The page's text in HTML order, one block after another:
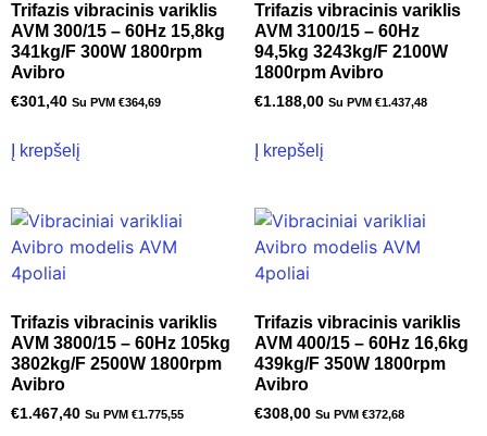
Trifazis vibracinis variklis
AVM 300/15 – 60Hz 15,8kg
341kg/F 300W 1800rpm
Avibro
€301,40 Su PVM €364,69
Į krepšelį
Trifazis vibracinis variklis
AVM 3100/15 – 60Hz
94,5kg 3243kg/F 2100W
1800rpm Avibro
€1.188,00 Su PVM €1.437,48
Į krepšelį
Trifazis vibracinis variklis
AVM 3800/15 – 60Hz 105kg
3802kg/F 2500W 1800rpm
Avibro
€1.467,40 Su PVM €1.775,55
Trifazis vibracinis variklis
AVM 400/15 – 60Hz 16,6kg
439kg/F 350W 1800rpm
Avibro
€308,00 Su PVM €372,68